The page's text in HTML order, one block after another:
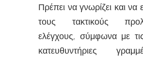
Πρέπει να γνωρίζει και να
τους τακτικούς
ελέγχους, σύμφωνα με τις
κατευθυντήριες